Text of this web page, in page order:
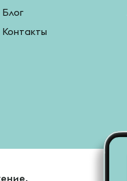
Блог
Контакты